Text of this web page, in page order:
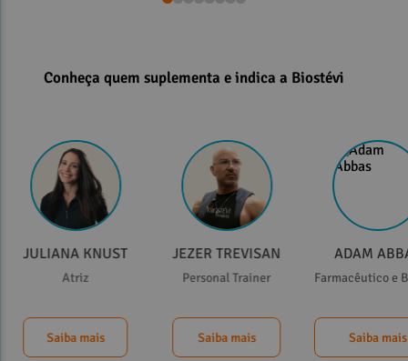
Conheça quem suplementa e indica a Biostévi
JULIANA KNUST
Atriz
Saiba mais
JEZER TREVISAN
Personal Trainer
Saiba mais
ADAM
Farmacêutico e
Saiba mais